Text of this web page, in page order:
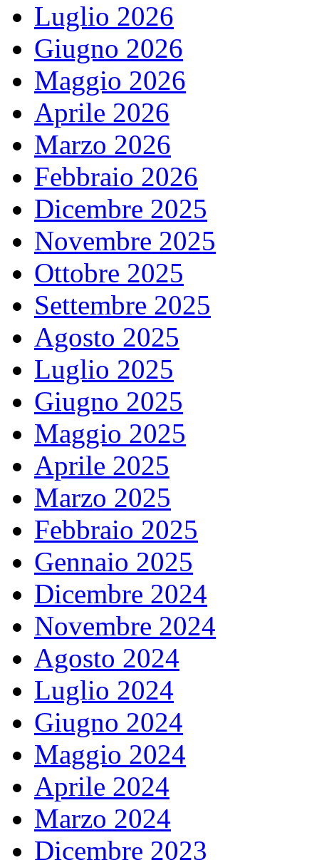
Luglio 2026
Giugno 2026
Maggio 2026
Aprile 2026
Marzo 2026
Febbraio 2026
Dicembre 2025
Novembre 2025
Ottobre 2025
Settembre 2025
Agosto 2025
Luglio 2025
Giugno 2025
Maggio 2025
Aprile 2025
Marzo 2025
Febbraio 2025
Gennaio 2025
Dicembre 2024
Novembre 2024
Agosto 2024
Luglio 2024
Giugno 2024
Maggio 2024
Aprile 2024
Marzo 2024
Dicembre 2023